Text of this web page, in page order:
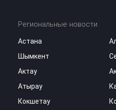
Региональные новости
Астана
Шымкент
Актау
Атырау
Кокшетау